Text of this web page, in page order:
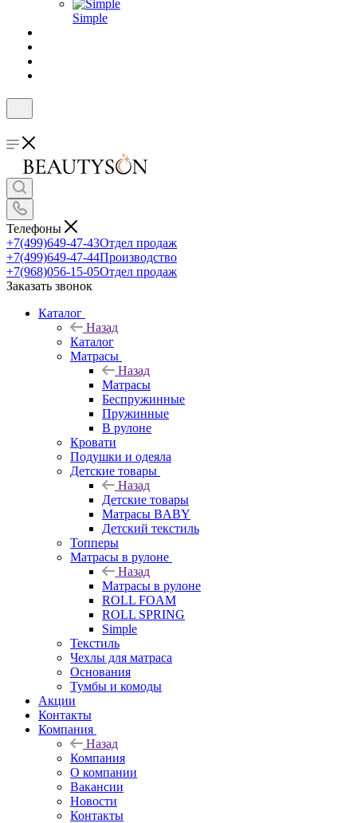
Simple
Телефоны
+7(499)649-47-43Отдел продаж
+7(499)649-47-44Производство
+7(968)056-15-05Отдел продаж
Заказать звонок
Каталог
Назад
Каталог
Матрасы
Назад
Матрасы
Беспружинные
Пружинные
В рулоне
Кровати
Подушки и одеяла
Детские товары
Назад
Детские товары
Матрасы BABY
Детский текстиль
Топперы
Матрасы в рулоне
Назад
Матрасы в рулоне
ROLL FOAM
ROLL SPRING
Simple
Текстиль
Чехлы для матраса
Основания
Тумбы и комоды
Акции
Контакты
Компания
Назад
Компания
О компании
Вакансии
Новости
Контакты